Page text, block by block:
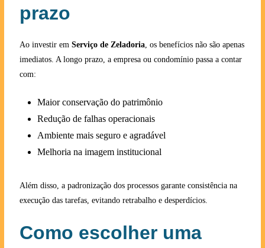
prazo
Ao investir em Serviço de Zeladoria, os benefícios não são apenas
imediatos. A longo prazo, a empresa ou condomínio passa a contar
com:
Maior conservação do patrimônio
Redução de falhas operacionais
Ambiente mais seguro e agradável
Melhoria na imagem institucional
Além disso, a padronização dos processos garante consistência na
execução das tarefas, evitando retrabalho e desperdícios.
Como escolher uma